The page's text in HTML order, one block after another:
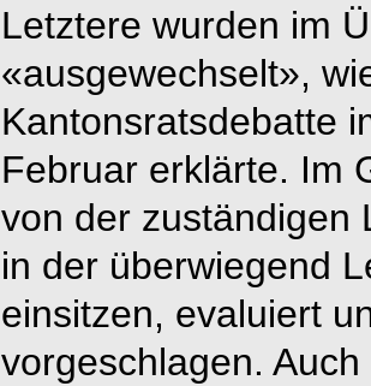
Letztere wurden im
«ausgewechselt»,
Kantonsratsdebatte
Februar erklärte. Im
von der zuständigen
in der überwiegend
einsitzen, evaluiert
vorgeschlagen.